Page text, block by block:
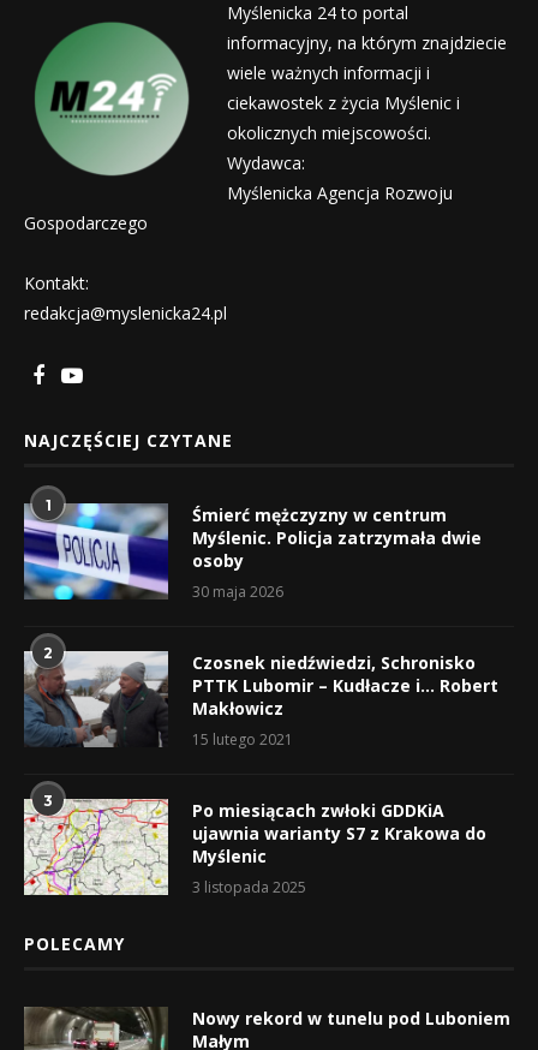
Myślenicka 24 to portal
informacyjny, na którym znajdziecie
wiele ważnych informacji i
ciekawostek z życia Myślenic i
okolicznych miejscowości.
Wydawca:
Myślenicka Agencja Rozwoju
Gospodarczego
Kontakt:
redakcja@myslenicka24.pl
NAJCZĘŚCIEJ CZYTANE
1
Śmierć mężczyzny w centrum
Myślenic. Policja zatrzymała dwie
osoby
30 maja 2026
2
Czosnek niedźwiedzi, Schronisko
PTTK Lubomir – Kudłacze i… Robert
Makłowicz
15 lutego 2021
3
Po miesiącach zwłoki GDDKiA
ujawnia warianty S7 z Krakowa do
Myślenic
3 listopada 2025
POLECAMY
Nowy rekord w tunelu pod Luboniem
Małym